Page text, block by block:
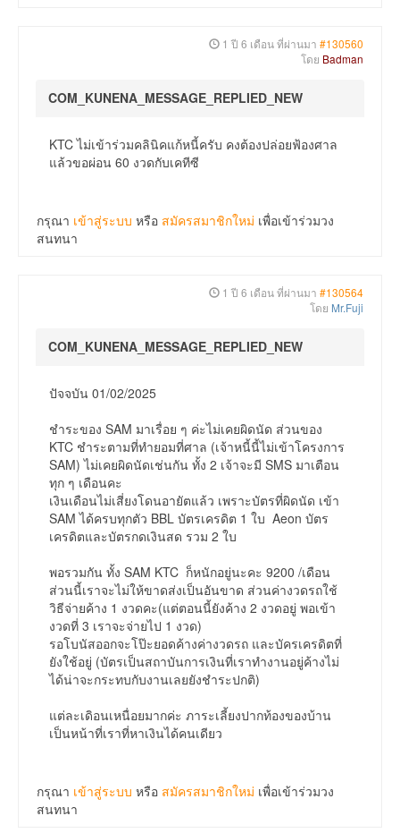
1 ปี 6 เดือน ที่ผ่านมา #130560
โดย Badman
COM_KUNENA_MESSAGE_REPLIED_NEW
KTC ไม่เข้าร่วมคลินิคแก้หนี้ครับ คงต้องปล่อยฟ้องศาล
แล้วขอผ่อน 60 งวดกับเคทีซี
กรุณา เข้าสู่ระบบ หรือ สมัครสมาชิกใหม่ เพื่อเข้าร่วมวง
สนทนา
1 ปี 6 เดือน ที่ผ่านมา #130564
โดย Mr.Fuji
COM_KUNENA_MESSAGE_REPLIED_NEW
ปัจจบัน 01/02/2025
ชำระของ SAM มาเรื่อย ๆ ค่ะไม่เคยผิดนัด ส่วนของ
KTC ชำระตามที่ทำยอมที่ศาล (เจ้าหนี้นี้ไม่เข้าโครงการ
SAM) ไม่เคยผิดนัดเช่นกัน ทั้ง 2 เจ้าจะมี SMS มาเตือน
ทุก ๆ เดือนคะ
เงินเดือนไม่เสี่ยงโดนอายัตแล้ว เพราะบัตรที่ผิดนัด เข้า
SAM ได้ครบทุกตัว BBL บัตรเครดิต 1 ใบ Aeon บัตร
เครดิตและบัตรกดเงินสด รวม 2 ใบ
พอรวมกัน ทั้ง SAM KTC ก็หนักอยู่นะคะ 9200 /เดือน
ส่วนนี้เราจะไม่ให้ขาดส่งเป็นอันขาด ส่วนค่างวดรถใช้
วิธีจ่ายค้าง 1 งวดคะ(แต่ตอนนี้ยังค้าง 2 งวดอยู่ พอเข้า
งวดที่ 3 เราจะจ่ายไป 1 งวด)
รอโบนัสออกจะโป๊ะยอดค้างค่างวดรถ และบัครเครดิตที่
ยังใช้อยู่ (บัตรเป็นสถาบันการเงินที่เราทำงานอยู่ค้างไม่
ได้น่าจะกระทบกับงานเลยยังชำระปกติ)
แต่ละเดิอนเหนื่อยมากค่ะ ภาระเลี้ยงปากท้องของบ้าน
เป็นหน้าที่เราที่หาเงินได้คนเดียว
กรุณา เข้าสู่ระบบ หรือ สมัครสมาชิกใหม่ เพื่อเข้าร่วมวง
สนทนา